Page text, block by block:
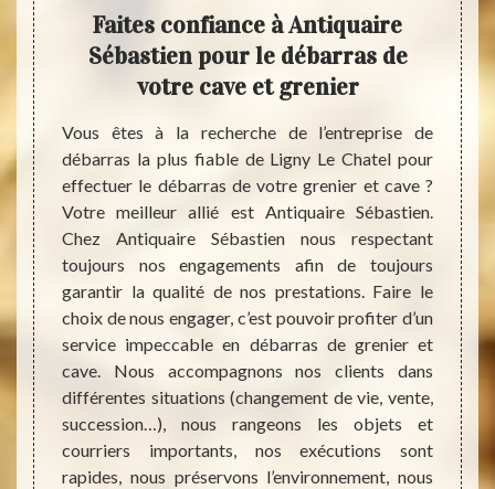
et
le
ne
sont
à
est
Faites confiance à Antiquaire
Sébastien pour le débarras de
votre cave et grenier
Vous êtes à la recherche de l’entreprise de
débarras la plus fiable de Ligny Le Chatel pour
effectuer le débarras de votre grenier et cave ?
Votre meilleur allié est Antiquaire Sébastien.
Chez Antiquaire Sébastien nous respectant
toujours nos engagements afin de toujours
garantir la qualité de nos prestations. Faire le
choix de nous engager, c’est pouvoir profiter d’un
service impeccable en débarras de grenier et
cave. Nous accompagnons nos clients dans
différentes situations (changement de vie, vente,
succession…), nous rangeons les objets et
courriers importants, nos exécutions sont
rapides, nous préservons l’environnement, nous
de la
coût
:
se
faire
Nos